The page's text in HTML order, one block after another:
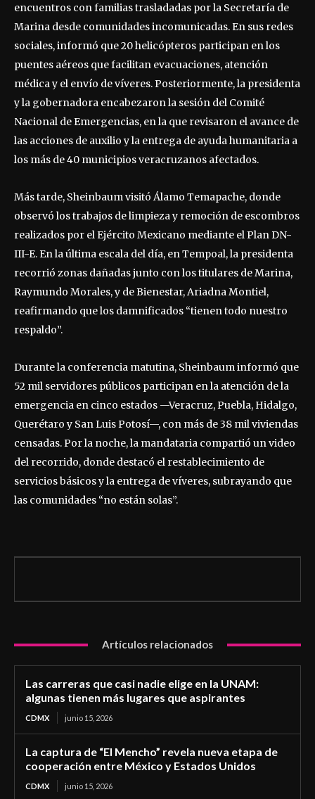
encuentros con familias trasladadas por la Secretaría de
Marina desde comunidades incomunicadas. En sus redes
sociales, informó que 20 helicópteros participan en los
puentes aéreos que facilitan evacuaciones, atención
médica y el envío de víveres. Posteriormente, la presidenta
y la gobernadora encabezaron la sesión del Comité
Nacional de Emergencias, en la que revisaron el avance de
las acciones de auxilio y la entrega de ayuda humanitaria a
los más de 40 municipios veracruzanos afectados.
Más tarde, Sheinbaum visitó Álamo Temapache, donde
observó los trabajos de limpieza y remoción de escombros
realizados por el Ejército Mexicano mediante el Plan DN-
III-E. En la última escala del día, en Tempoal, la presidenta
recorrió zonas dañadas junto con los titulares de Marina,
Raymundo Morales, y de Bienestar, Ariadna Montiel,
reafirmando que los damnificados “tienen todo nuestro
respaldo”.
Durante la conferencia matutina, Sheinbaum informó que
52 mil servidores públicos participan en la atención de la
emergencia en cinco estados —Veracruz, Puebla, Hidalgo,
Querétaro y San Luis Potosí—, con más de 38 mil viviendas
censadas. Por la noche, la mandataria compartió un video
del recorrido, donde destacó el restablecimiento de
servicios básicos y la entrega de víveres, subrayando que
las comunidades “no están solas”.
Artículos relacionados
Las carreras que casi nadie elige en la UNAM:
algunas tienen más lugares que aspirantes
CDMX junio 15, 2026
La captura de “El Mencho” revela nueva etapa de
cooperación entre México y Estados Unidos
CDMX junio 15, 2026